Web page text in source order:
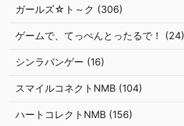
ガールズ☆ト～ク (306)
ゲームで、てっぺんとったるで！ (24)
シンラバンゲー (16)
スマイルコネクトNMB (104)
ハートコレクトNMB (156)